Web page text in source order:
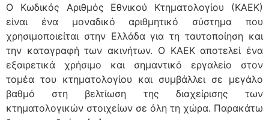
Ο Κωδικός Αριθμός Εθνικού Κτηματολογίου (ΚΑΕΚ)
είναι ένα μοναδικό αριθμητικό σύστημα που
χρησιμοποιείται στην Ελλάδα για τη ταυτοποίηση και
την καταγραφή των ακινήτων. Ο ΚΑΕΚ αποτελεί ένα
εξαιρετικά χρήσιμο και σημαντικό εργαλείο στον
τομέα του κτηματολογίου και συμβάλλει σε μεγάλο
βαθμό στη βελτίωση της διαχείρισης των
κτηματολογικών στοιχείων σε όλη τη χώρα. Παρακάτω